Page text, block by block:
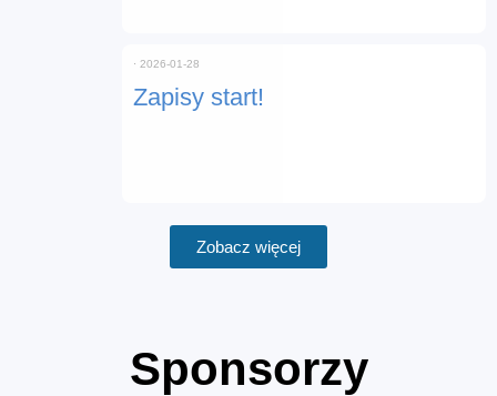
Zapisy start!
⋅ 2026-01-28
Zobacz więcej
Sponsorzy